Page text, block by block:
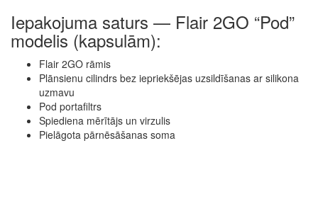
Iepakojuma saturs — Flair 2GO “Pod”
modelis (kapsulām):
Flair 2GO rāmis
Plānsienu cilindrs bez iepriekšējas uzsildīšanas ar silikona
uzmavu
Pod portafiltrs
Spiediena mērītājs un virzulis
Pielāgota pārnēsāšanas soma